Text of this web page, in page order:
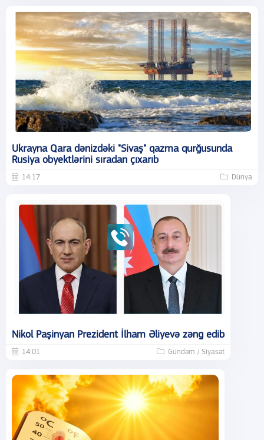
Ukrayna Qara dənizdəki "Sivaş" qazma qurğusunda
Rusiya obyektlərini sıradan çıxarıb
14:17 Dünya
Nikol Paşinyan Prezident İlham Əliyevə zəng edib
14:01 Gündəm / Siyasət